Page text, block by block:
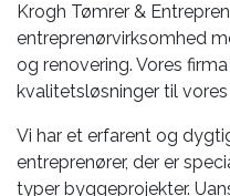
Krogh Tømrer &
entreprenørvirksomhed
og renovering. Vores
kvalitetsløsninger til vores
Vi har et erfarent og
entreprenører, der er
typer byggeprojekter.